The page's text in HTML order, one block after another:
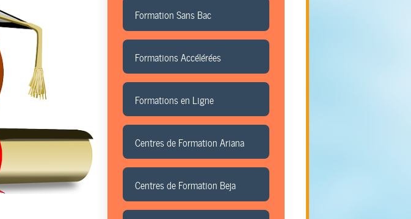
Formation Sans Bac
Formations Accélérées
Formations en Ligne
Centres de Formation Ariana
Centres de Formation Beja